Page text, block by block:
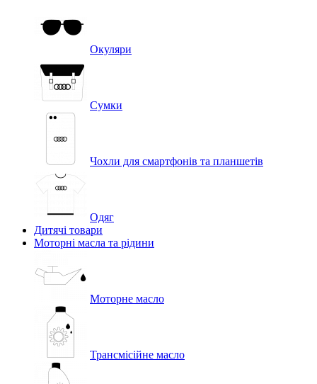
Окуляри
Сумки
Чохли для смартфонів та планшетів
Одяг
Дитячі товари
Моторні масла та рідини
Моторне масло
Трансмісійне масло